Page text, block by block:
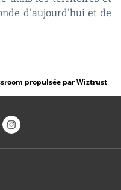
d'aujourd'hui et de
propulsée par Wiztrust